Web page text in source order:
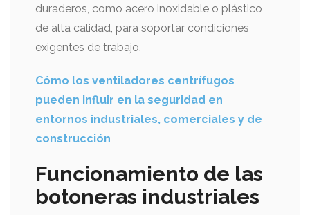
duraderos, como acero inoxidable o plástico
de alta calidad, para soportar condiciones
exigentes de trabajo.
Cómo los ventiladores centrífugos
pueden influir en la seguridad en
entornos industriales, comerciales y de
construcción
Funcionamiento de las
botoneras industriales